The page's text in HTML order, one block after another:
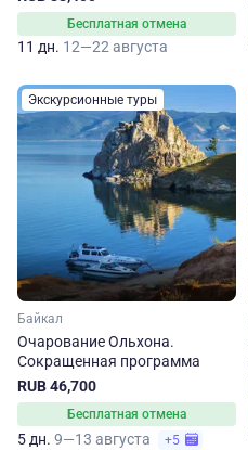
Бесплатная отмена
11 дн. 12—22 августа
Экскурсионные туры
Байкал
Очарование Ольхона.
Сокращенная программа
RUB 46,700
Бесплатная отмена
5 дн. 9—13 августа +5